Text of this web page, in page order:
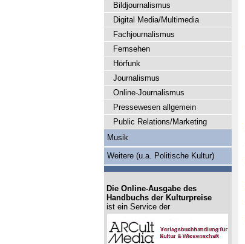
Bildjournalismus
Digital Media/Multimedia
Fachjournalismus
Fernsehen
Hörfunk
Journalismus
Online-Journalismus
Pressewesen allgemein
Public Relations/Marketing
Musik
Weitere (u.a. Politische Kultur)
Die Online-Ausgabe des
Handbuchs der Kulturpreise
ist ein Service der